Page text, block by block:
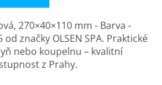
270×40×110 mm - Barva -
od značky OLSEN SPA. Praktické
nebo koupelnu – kvalitní
z Prahy.